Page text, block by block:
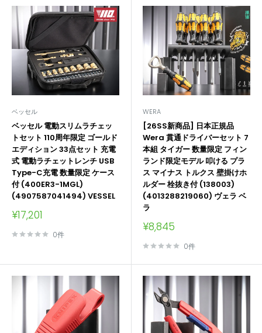
ベッセル
ベッセル 電動スリムラチェッ
トセット 110周年限定 ゴールド
エディション 33点セット 充電
式 電動ラチェットレンチ USB
Type-C充電 数量限定 ケース
付 (400ER3-1MGL)
(4907587041494) VESSEL
販
価
¥17,201
0件
WERA
[26SS新商品] 日本正規品
Wera 貫通ドライバーセット 7
本組 タイガー 数量限定 フィン
ランド限定モデル 叩ける プラ
ス マイナス トルクス 壁掛けホ
ルダー 栓抜き付 (138003)
(4013288219060) ヴェラ ベ
ラ
販
価
¥8,845
0件